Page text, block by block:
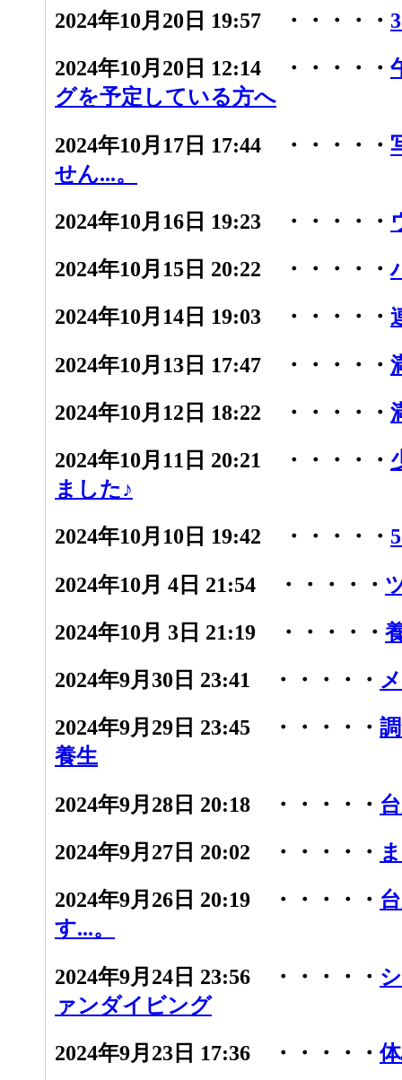
2024年10月20日 19:57 ・・・・・
2024年10月20日 12:14 ・・・・・
グを予定している方へ
2024年10月17日 17:44 ・・・・・
せん...。
2024年10月16日 19:23 ・・・・・
2024年10月15日 20:22 ・・・・・
2024年10月14日 19:03 ・・・・・
2024年10月13日 17:47 ・・・・・
2024年10月12日 18:22 ・・・・・
2024年10月11日 20:21 ・・・・・
ました♪
2024年10月10日 19:42 ・・・・・
2024年10月 4日 21:54 ・・・・・
2024年10月 3日 21:19 ・・・・・
2024年9月30日 23:41 ・・・・・
2024年9月29日 23:45 ・・・・・
養生
2024年9月28日 20:18 ・・・・・
2024年9月27日 20:02 ・・・・・
2024年9月26日 20:19 ・・・・・
す...。
2024年9月24日 23:56 ・・・・・
ァンダイビング
2024年9月23日 17:36 ・・・・・